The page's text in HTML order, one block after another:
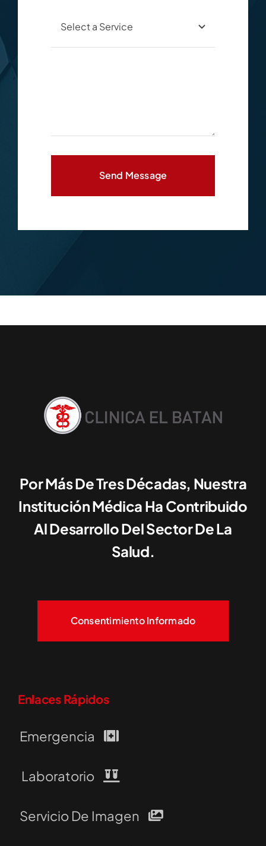
Send Message
Por Más De Tres Décadas, Nuestra
Institución Médica Ha Contribuido
Al Desarrollo Del Sector De La
Salud.
Consentimiento Informado
Enlaces Rápidos
Emergencia
Laboratorio
Servicio De Imagen